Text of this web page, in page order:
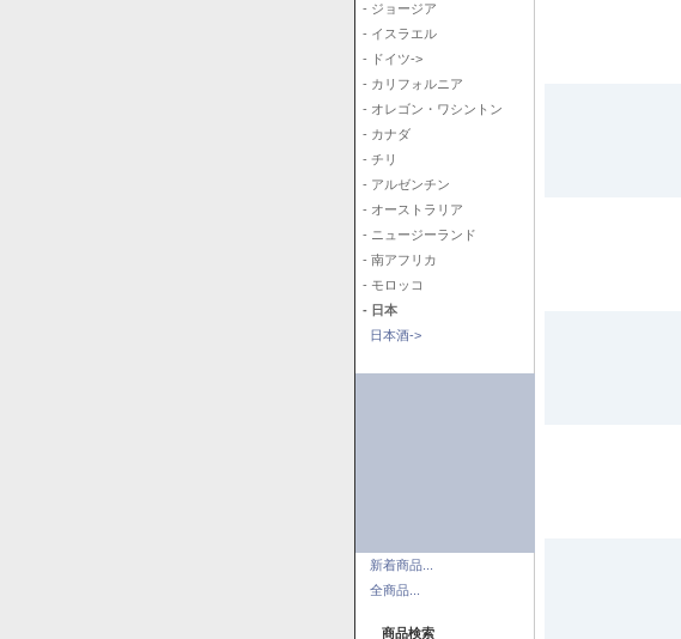
- ジョージア
- イスラエル
- ドイツ->
- カリフォルニア
- オレゴン・ワシントン
- カナダ
- チリ
- アルゼンチン
- オーストラリア
- ニュージーランド
- 南アフリカ
- モロッコ
- 日本
日本酒->
新着商品...
全商品...
商品検索